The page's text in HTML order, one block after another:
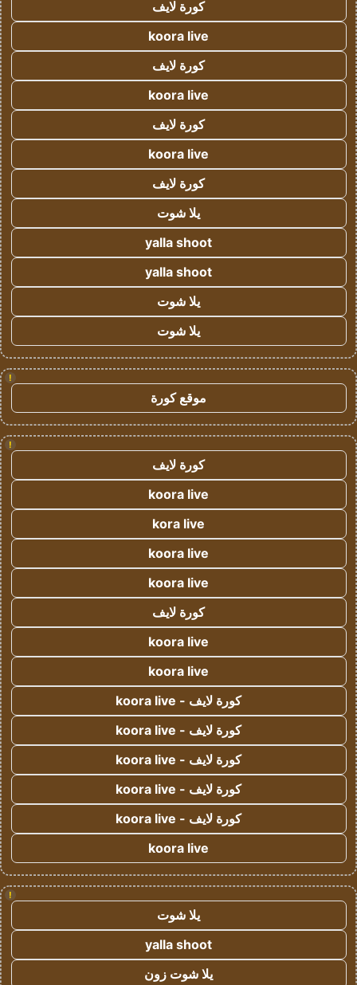
كورة لايف
koora live
كورة لايف
koora live
كورة لايف
koora live
كورة لايف
يلا شوت
yalla shoot
yalla shoot
يلا شوت
يلا شوت
!
موقع كورة
!
كورة لايف
koora live
kora live
koora live
koora live
كورة لايف
koora live
koora live
كورة لايف - koora live
كورة لايف - koora live
كورة لايف - koora live
كورة لايف - koora live
كورة لايف - koora live
koora live
!
يلا شوت
yalla shoot
يلا شوت زون